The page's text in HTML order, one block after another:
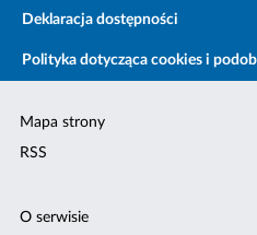
Deklaracja dostępności
Polityka dotycząca cookies i
Mapa strony
RSS
O serwisie